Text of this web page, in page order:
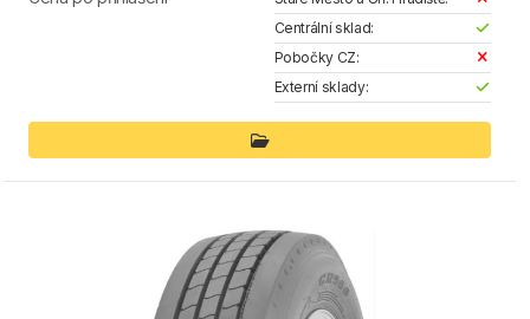
Centrální sklad:
Pobočky CZ:
Externí sklady: